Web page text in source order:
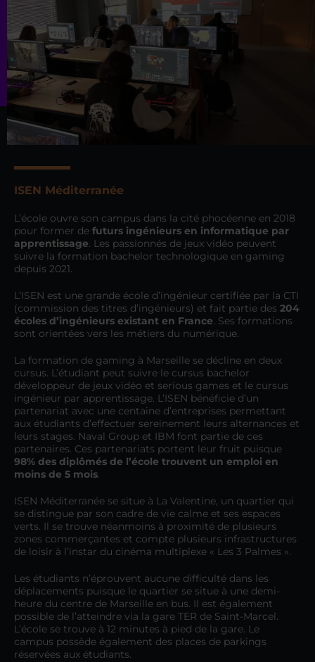
ISEN Méditerranée
L’école ouvre son campus dans la cité phocéenne en 2018
pour former de futurs ingénieurs en informatique par
apprentissage. Les passionnés de jeux vidéo peuvent
suivre la formation bachelor technologique en gaming
depuis 2021.
L’ISEN est une grande école d’ingénieur certifiée par la CTI
(commission des titres d’ingénieurs) et fait partie des 204
écoles d’ingénieurs existant en France. Ses formations
sont orientées vers les métiers du numérique.
La formation de gaming à Marseille se décline en deux
cursus. L’étudiant peut suivre le cursus bachelor
développeur de jeux vidéo et serious games et le cursus
ingénieur par apprentissage. L’ISEN bénéficie d’un
partenariat avec une centaine d’entreprises permettant
aux étudiants d’effectuer sereinement leurs alternances et
leurs stages. Naval Group et IBM font partie de ces
partenaires. Ces partenariats portent leur fruit puisque
98% des diplômés de l’école trouvent un emploi en
moins de 5 mois.
ISEN Méditerranée se situe à La Valentine, un quartier qui
se distingue par son cadre de vie calme et ses espaces
verts. Il se trouve néanmoins à proximité de plusieurs
zones commerçantes et compte plusieurs infrastructures
de loisir à l’instar du cinéma multiplexe « Les 3 Palmes ».
Les étudiants n’éprouvent aucune difficulté dans les
déplacements puisque le quartier se situe à une demi-
heure du centre de Marseille en bus. Il est également
possible de l’atteindre via la gare TER de Saint-Marcel.
L’école se trouve à 12 minutes à pied de la gare. Le
campus possède également des places de parkings
réservées aux étudiants.